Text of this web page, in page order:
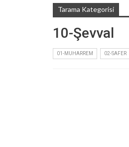
Tarama Kategorisi
10-Şevval
01-MUHARREM 02-SAFER